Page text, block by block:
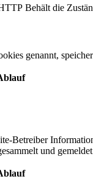
Behält die
genannt,
Betreiber
und